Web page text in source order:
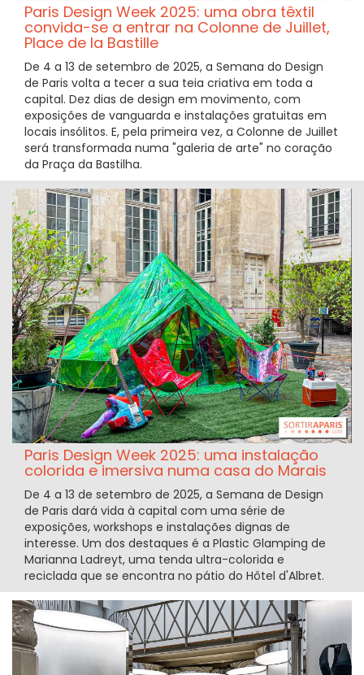
Paris Design Week 2025: uma obra têxtil
convida-se a entrar na Colonne de Juillet,
Place de la Bastille
De 4 a 13 de setembro de 2025, a Semana do Design
de Paris volta a tecer a sua teia criativa em toda a
capital. Dez dias de design em movimento, com
exposições de vanguarda e instalações gratuitas em
locais insólitos. E, pela primeira vez, a Colonne de Juillet
será transformada numa "galeria de arte" no coração
da Praça da Bastilha.
Paris Design Week 2025: uma instalação
colorida e imersiva numa casa do Marais
De 4 a 13 de setembro de 2025, a Semana de Design
de Paris dará vida à capital com uma série de
exposições, workshops e instalações dignas de
interesse. Um dos destaques é a Plastic Glamping de
Marianna Ladreyt, uma tenda ultra-colorida e
reciclada que se encontra no pátio do Hôtel d'Albret.